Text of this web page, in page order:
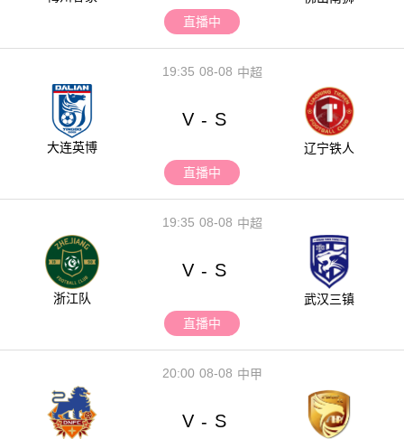
直播中
08-08
19:35 中超
大连英博
V - S
辽宁铁人
直播中
08-08
19:35 中超
浙江队
V - S
武汉三镇
直播中
08-08
20:00 中甲
V - S